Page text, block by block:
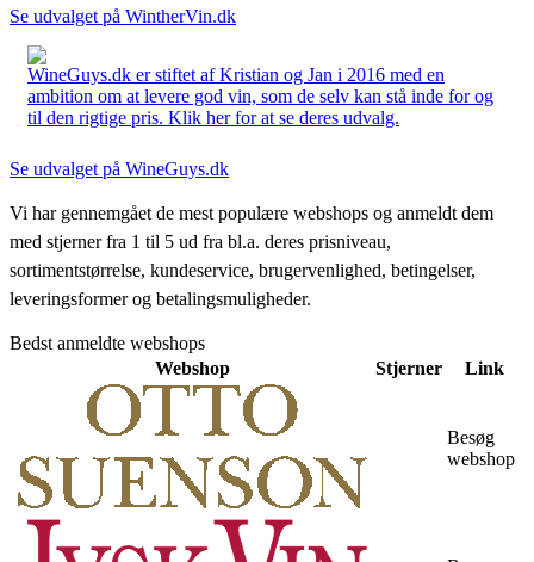
Se udvalget på WintherVin.dk
WineGuys.dk er stiftet af Kristian og Jan i 2016 med en
ambition om at levere god vin, som de selv kan stå inde for og
til den rigtige pris. Klik her for at se deres udvalg.
Se udvalget på WineGuys.dk
Vi har gennemgået de mest populære webshops og anmeldt dem
med stjerner fra 1 til 5 ud fra bl.a. deres prisniveau,
sortimentstørrelse, kundeservice, brugervenlighed, betingelser,
leveringsformer og betalingsmuligheder.
Bedst anmeldte webshops
Webshop
Stjerner Link
Besøg
webshop